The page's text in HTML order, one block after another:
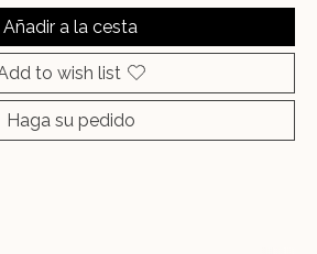
Añadir a la cesta
to wish list
Haga su pedido